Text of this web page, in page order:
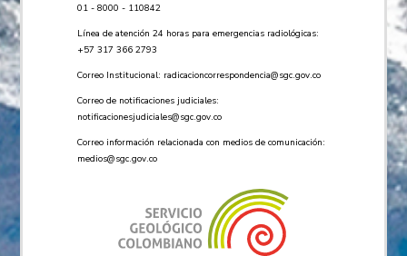
01 - 8000 - 110842
Línea de atención 24 horas para emergencias radiológicas:
+57 ​317 366 2793
Correo Institucional: radicacioncorrespondencia@sgc.gov.co
Correo de notificaciones judiciales:
notificacionesjudiciales@sgc.gov.co
Correo información relacionada con medios de comunicación:
medios@sgc.gov.co